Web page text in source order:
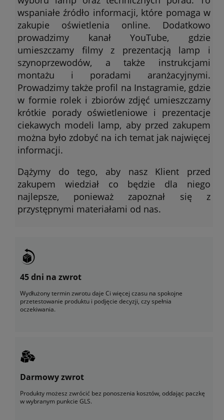
wspaniałe źródło informacji, które pomaga w
zakupie oświetlenia online. Dodatkowo
prowadzimy kanał YouTube, gdzie
umieszczamy filmy z prezentacją lamp i
szynoprzewodów, a także instrukcjami
montażu i poradami aranżacyjnymi.
Prowadzimy także profil na Instagramie, gdzie
w formie rolek i zbiorów zdjęć umieszczamy
krótkie porady oświetleniowe i prezentacje
ciekawych modeli lamp, aby przed zakupem
można było zdobyć na ich temat jak najwięcej
informacji.
Dążymy do tego, aby nasz Klient przed
zakupem wiedział co będzie dla niego
najlepsze, ponieważ zapoznał się z
przystępnymi materiałami od nas.
45 dni na zwrot
Wydłużony termin zwrotu daje Ci więcej czasu na spokojne
przetestowanie produktu i podjęcie decyzji, czy spełnia
oczekiwania.
Darmowy zwrot
Produkty możesz zwrócić bez ponoszenia kosztów, oddając paczkę
w wybranym punkcie GLS.